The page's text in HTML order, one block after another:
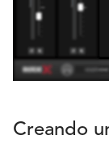
Creando